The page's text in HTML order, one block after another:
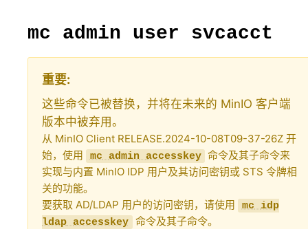
mc admin user svcacct
重要
这些命令已被替换，并将在未来的 MinIO 客户端
版本中被弃用。
从 MinIO Client RELEASE.2024-10-08T09-37-26Z 开
始，使用
mc admin accesskey 命令及其子命令来
实现与内置 MinIO IDP 用户及其访问密钥或 STS 令牌相
关的功能。
要获取 AD/LDAP 用户的访问密钥，请使用
mc idp
ldap accesskey 命令及其子命令。